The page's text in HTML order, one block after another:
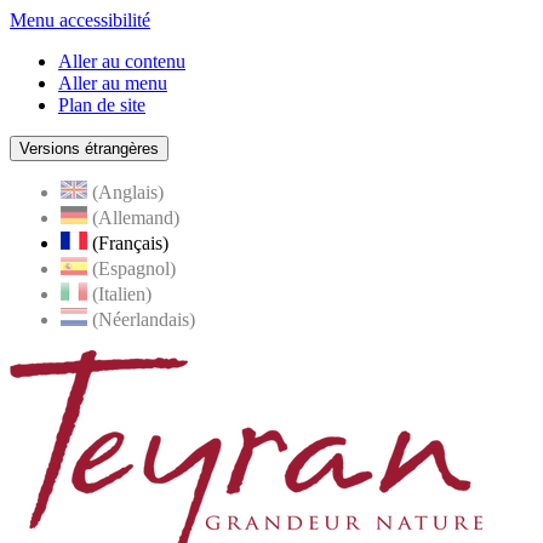
Menu accessibilité
Aller au contenu
Aller au menu
Plan de site
Versions étrangères
(Anglais)
(Allemand)
(Français)
(Espagnol)
(Italien)
(Néerlandais)